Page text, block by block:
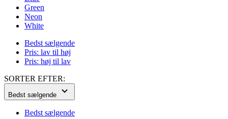
Pris: lav til høj
Pris: høj til lav
Bedst sælgende
Pris: lav til høj
Pris: høj til lav
Produkter